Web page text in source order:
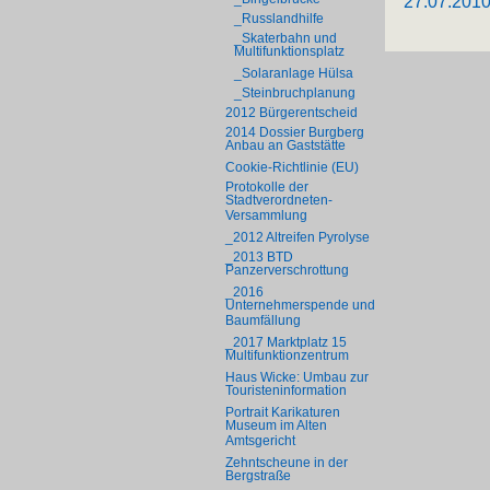
_Russlandhilfe
_Skaterbahn und
Multifunktionsplatz
_Solaranlage Hülsa
_Steinbruchplanung
2012 Bürgerentscheid
2014 Dossier Burgberg
Anbau an Gaststätte
Cookie-Richtlinie (EU)
Protokolle der
Stadtverordneten-
Versammlung
_2012 Altreifen Pyrolyse
_2013 BTD
Panzerverschrottung
_2016
Unternehmerspende und
Baumfällung
_2017 Marktplatz 15
Multifunktionzentrum
Haus Wicke: Umbau zur
Touristeninformation
Portrait Karikaturen
Museum im Alten
Amtsgericht
Zehntscheune in der
Bergstraße